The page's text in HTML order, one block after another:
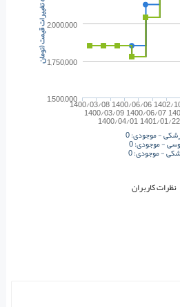
د
ا
م
ن
ه
ت
غ
ی
ی
ر
ا
ت
ق
ی
م
ت
(
ت
و
م
ا
ن
- موجودی: 0
- موجودی: 0
- موجودی: 0
1400/03/08
1400/03/09
1400/04/01
1400/06/06
1400/06/07
1401/01/22
1402/
2,000,000
1,500,000
1,750,000
نظرات کاربران